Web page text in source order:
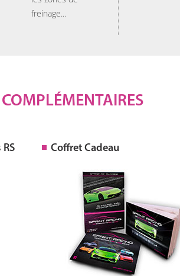
freinage...
COMPLÉMENTAIRES
Coffret Cadeau